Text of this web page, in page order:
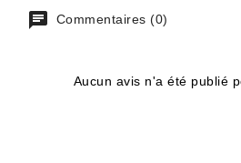
Commentaires (0)
Aucun avis n'a été publié